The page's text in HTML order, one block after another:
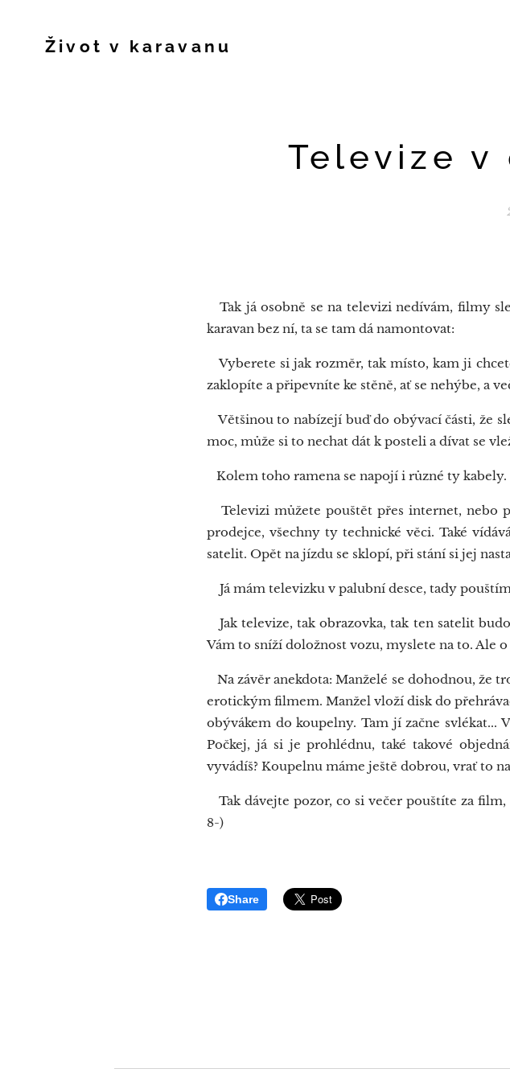
Život v karavanu
Televize v
Tak já osobně se na televizi nedívám, filmy
karavan bez ní, ta se tam dá namontovat:
Vyberete si jak rozměr, tak místo, kam ji
zaklopíte a připevníte ke stěně, ať se nehýbe, a
Většinou to nabízejí buď do obývací části, že
moc, může si to nechat dát k posteli a dívat se
Kolem toho ramena se napojí i různé ty kabely.
Televizi můžete pouštět přes internet, nebo
prodejce, všechny ty technické věci. Také
satelit. Opět na jízdu se sklopí, při stání si jej
Já mám televizku v palubní desce, tady
Jak televize, tak obrazovka, tak ten satelit
Vám to sníží doložnost vozu, myslete na to. Ale
Na závěr anekdota: Manželé se dohodnou, že
erotickým filmem. Manžel vloží disk do
obývákem do koupelny. Tam jí začne svlékat...
Počkej, já si je prohlédnu, také takové
vyvádíš? Koupelnu máme ještě dobrou, vrať to
Tak dávejte pozor, co si večer pouštíte za
8-)
Share